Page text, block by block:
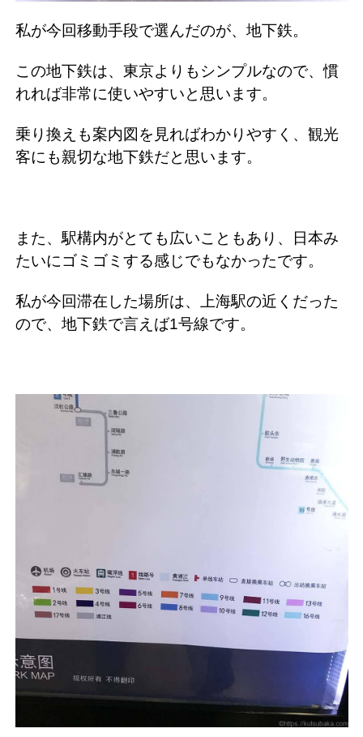
私が今回移動手段で選んだのが、地下鉄。
この地下鉄は、東京よりもシンプルなので、慣
れれば非常に使いやすいと思います。
乗り換えも案内図を見ればわかりやすく、観光
客にも親切な地下鉄だと思います。
また、駅構内がとても広いこともあり、日本み
たいにゴミゴミする感じでもなかったです。
私が今回滞在した場所は、上海駅の近くだった
ので、地下鉄で言えば1号線です。